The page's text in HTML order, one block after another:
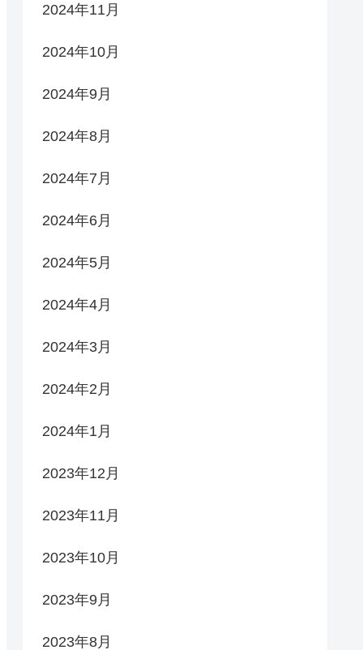
2024年11月
2024年10月
2024年9月
2024年8月
2024年7月
2024年6月
2024年5月
2024年4月
2024年3月
2024年2月
2024年1月
2023年12月
2023年11月
2023年10月
2023年9月
2023年8月